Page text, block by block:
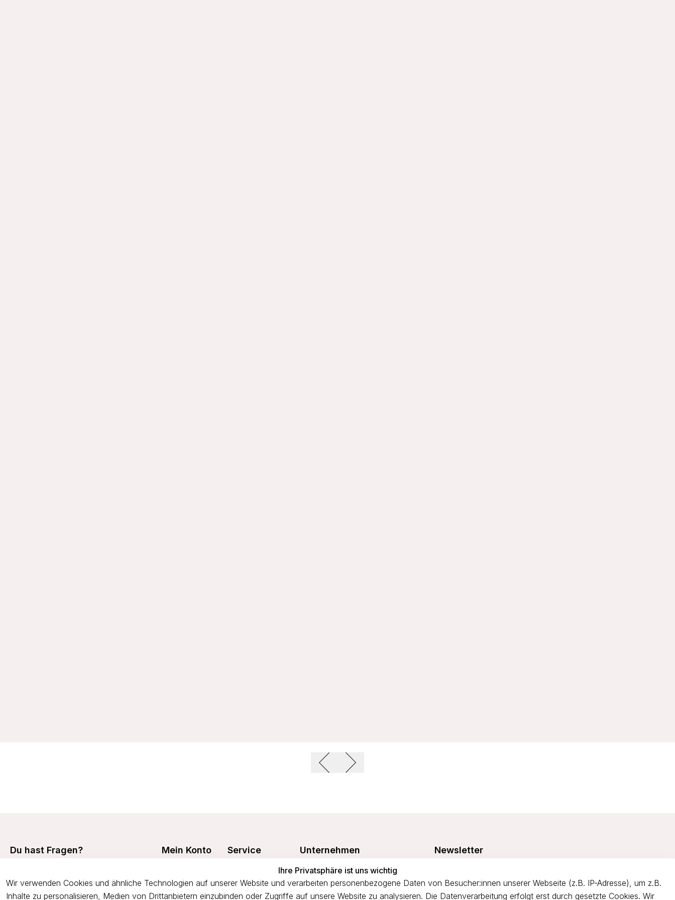
Ihre Privatsphäre ist uns wichtig
Wir verwenden Cookies und ähnliche Technologien auf unserer Website und verarbeiten personenbezogene Daten von Besucher:innen unserer Webseite (z.B. IP-Adresse), um z.B.
Inhalte zu personalisieren, Medien von Drittanbietern einzubinden oder Zugriffe auf unsere Website zu analysieren. Die Datenverarbeitung erfolgt erst durch gesetzte Cookies. Wir
Du hast Fragen?
onlineshop@viania.de
Mein Konto
Meine Bestellungen
Service
Waschanleitung
Unternehmen
Über uns
Impressum
Newsletter
profitiere von Angeboten.